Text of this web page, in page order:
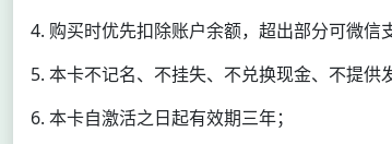
4. 购买时优先扣除账户余额，超出部分可微信
5. 本卡不记名、不挂失、不兑换现金、不提供
6. 本卡自激活之日起有效期三年；